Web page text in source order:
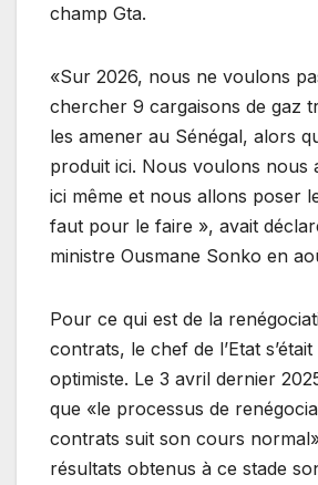
champ Gta.
«Sur 2026, nous ne voulons
chercher 9 cargaisons de gaz
les amener au Sénégal, alors
produit ici. Nous voulons nous
ici même et nous allons poser
faut pour le faire », avait
ministre Ousmane Sonko en
Pour ce qui est de la
contrats, le chef de l’Etat
optimiste. Le 3 avril dernier
que «le processus de
contrats suit son cours
résultats obtenus à ce stade